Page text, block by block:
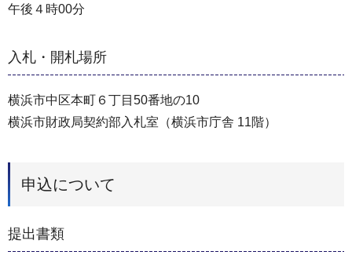
午後４時00分
入札・開札場所
横浜市中区本町６丁目50番地の10
横浜市財政局契約部入札室（横浜市庁舎 11階）
申込について
提出書類